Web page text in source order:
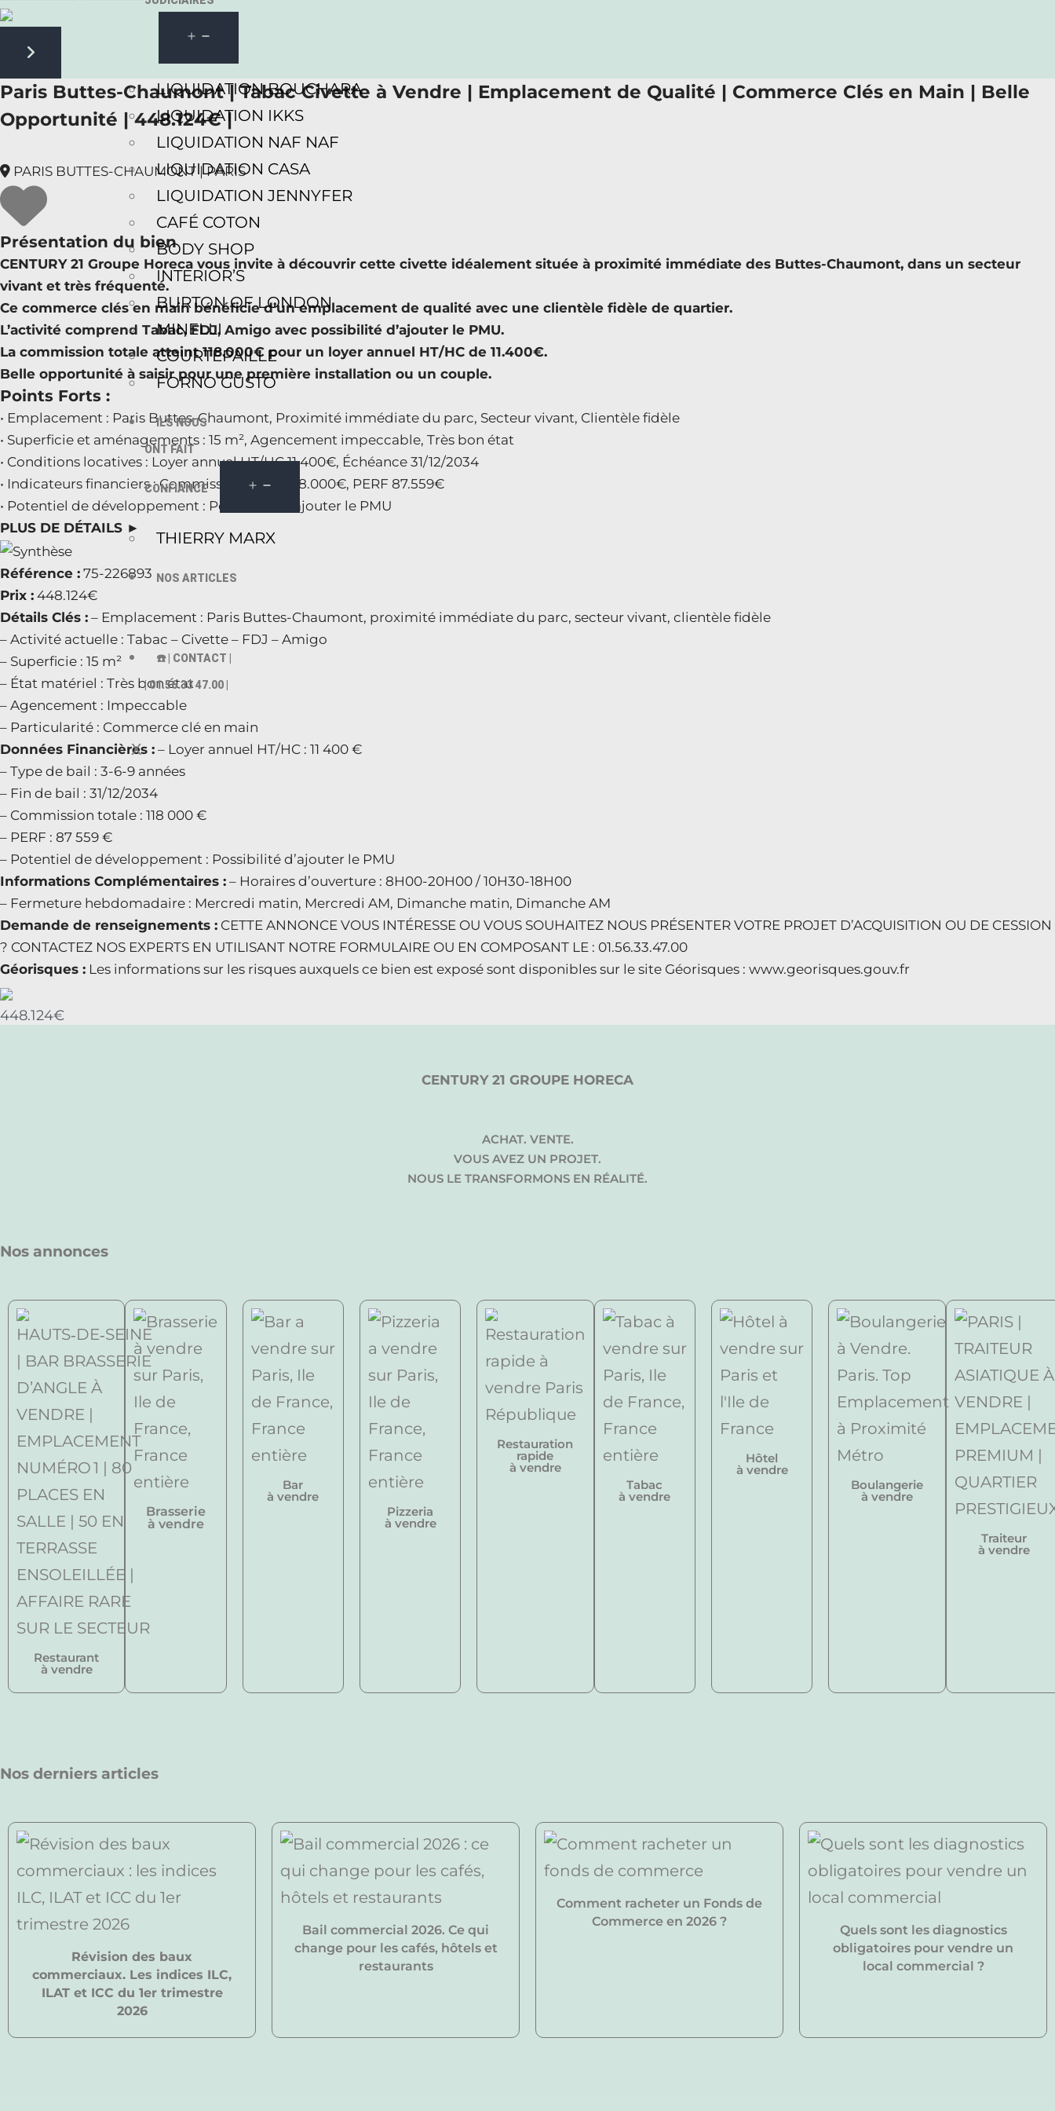
LIQUIDATION BOUCHARA
LIQUIDATION IKKS
LIQUIDATION NAF NAF
LIQUIDATION CASA
LIQUIDATION JENNYFER
CAFÉ COTON
BODY SHOP
INTERIOR’S
BURTON OF LONDON
MINELLI
COURTEPAILLE
FORNO GUSTO
ILS NOUS
ONT FAIT
CONFIANCE
THIERRY MARX
NOS ARTICLES
☎️ | CONTACT |
| 01.56.33 47.00 |
X
Next slide
Paris Buttes-Chaumont | Tabac Civette à Vendre | Emplacement de Qualité | Commerce Clés en Main | Belle
Opportunité | 448.124€ |
PARIS BUTTES-CHAUMONT | PARIS
Présentation du bien
CENTURY 21 Groupe Horeca vous invite à découvrir cette civette idéalement située à proximité immédiate des Buttes-Chaumont, dans un secteur
vivant et très fréquenté.
Ce commerce clés en main bénéficie d’un emplacement de qualité avec une clientèle fidèle de quartier.
L’activité comprend Tabac, FDJ, Amigo avec possibilité d’ajouter le PMU.
La commission totale atteint 118.000€ pour un loyer annuel HT/HC de 11.400€.
Belle opportunité à saisir pour une première installation ou un couple.
Points Forts :
• Emplacement : Paris Buttes-Chaumont, Proximité immédiate du parc, Secteur vivant, Clientèle fidèle
• Superficie et aménagements : 15 m², Agencement impeccable, Très bon état
• Conditions locatives : Loyer annuel HT/HC 11.400€, Échéance 31/12/2034
• Indicateurs financiers : Commission totale 118.000€, PERF 87.559€
• Potentiel de développement : Possibilité d’ajouter le PMU
PLUS DE DÉTAILS ►
Référence : 75-226893
Prix : 448.124€
Détails Clés : – Emplacement : Paris Buttes-Chaumont, proximité immédiate du parc, secteur vivant, clientèle fidèle
– Activité actuelle : Tabac – Civette – FDJ – Amigo
– Superficie : 15 m²
– État matériel : Très bon état
– Agencement : Impeccable
– Particularité : Commerce clé en main
Données Financières : – Loyer annuel HT/HC : 11 400 €
– Type de bail : 3-6-9 années
– Fin de bail : 31/12/2034
– Commission totale : 118 000 €
– PERF : 87 559 €
– Potentiel de développement : Possibilité d’ajouter le PMU
Informations Complémentaires : – Horaires d’ouverture : 8H00-20H00 / 10H30-18H00
– Fermeture hebdomadaire : Mercredi matin, Mercredi AM, Dimanche matin, Dimanche AM
Demande de renseignements : CETTE ANNONCE VOUS INTÉRESSE OU VOUS SOUHAITEZ NOUS PRÉSENTER VOTRE PROJET D’ACQUISITION OU DE CESSION
? CONTACTEZ NOS EXPERTS EN UTILISANT NOTRE FORMULAIRE OU EN COMPOSANT LE : 01.56.33.47.00
Géorisques : Les informations sur les risques auxquels ce bien est exposé sont disponibles sur le site Géorisques : www.georisques.gouv.fr
448.124€
CENTURY 21 GROUPE HORECA
ACHAT. VENTE.
VOUS AVEZ UN PROJET.
NOUS LE TRANSFORMONS EN RÉALITÉ.
Nos annonces
Restaurant
à vendre
Brasserie
à vendre
Bar
à vendre
Pizzeria
à vendre
Restauration
rapide
à vendre
Tabac
à vendre
Hôtel
à vendre
Boulangerie
à vendre
Traiteur
à vendre
Nos derniers articles
Révision des baux
commerciaux. Les indices ILC,
ILAT et ICC du 1er trimestre
2026
Bail commercial 2026. Ce qui
change pour les cafés, hôtels et
restaurants
Comment racheter un Fonds de
Commerce en 2026 ?
Quels sont les diagnostics
obligatoires pour vendre un
local commercial ?